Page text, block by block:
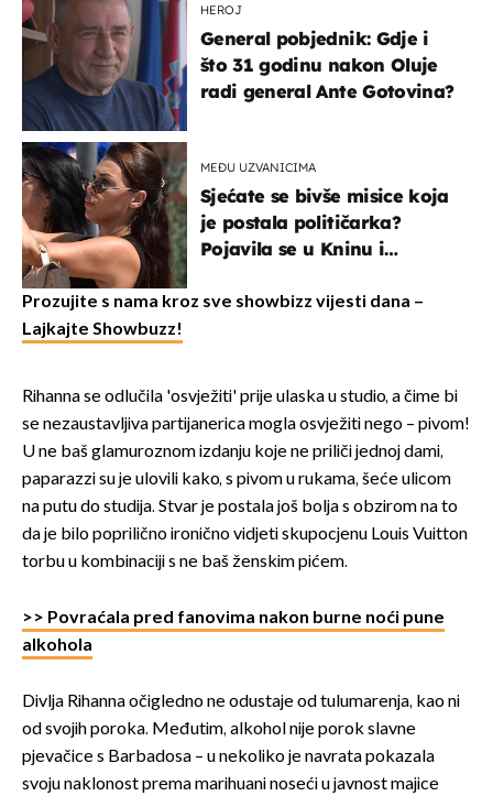
HEROJ
General pobjednik: Gdje i
što 31 godinu nakon Oluje
radi general Ante Gotovina?
MEĐU UZVANICIMA
Sjećate se bivše misice koja
je postala političarka?
Pojavila se u Kninu i
Prozujite s nama kroz sve showbizz vijesti dana –
Lajkajte Showbuzz!
Rihanna se odlučila 'osvježiti' prije ulaska u studio, a čime bi
se nezaustavljiva partijanerica mogla osvježiti nego – pivom!
U ne baš glamuroznom izdanju koje ne priliči jednoj dami,
paparazzi su je ulovili kako, s pivom u rukama, šeće ulicom
na putu do studija. Stvar je postala još bolja s obzirom na to
da je bilo poprilično ironično vidjeti skupocjenu Louis Vuitton
torbu u kombinaciji s ne baš ženskim pićem.
>> Povraćala pred fanovima nakon burne noći pune
alkohola
Divlja Rihanna očigledno ne odustaje od tulumarenja, kao ni
od svojih poroka. Međutim, alkohol nije porok slavne
pjevačice s Barbadosa – u nekoliko je navrata pokazala
svoju naklonost prema marihuani noseći u javnost majice